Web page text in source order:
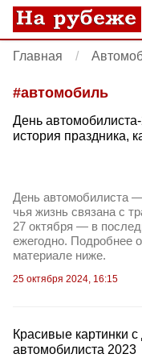
Главная
#автомобиль
День
история праздника,
День автомобилиста
чья жизнь связана с
27 октября — в
ежегодно. Подробнее
материале ниже.
25 октября 2024, 16:15
Красивые картинки
автомобилиста 2023